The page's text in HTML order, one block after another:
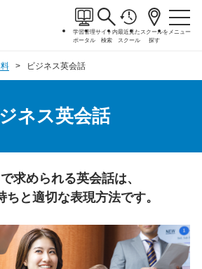
学習管理
ポータル
サイト内
検索
最近見た
スクール
スクールを
探す
メニュー
ビジネス英会話
ネス英会話
求められる英会話は、
ちと適切な表現方法です。